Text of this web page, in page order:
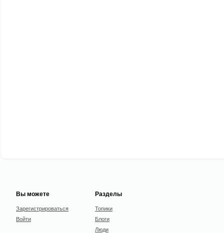
Вы можете
Зарегистрироваться
Войти
Разделы
Топики
Блоги
Люди